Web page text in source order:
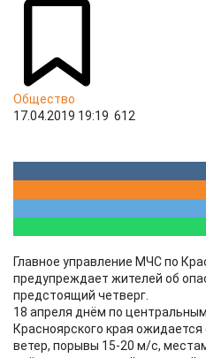
Общество
17.04.2019 19:19 612
Главное управление МЧС по
предупреждает жителей об
предстоящий четверг.
18 апреля днём по
Красноярского края
ветер, порывы 15-20 м/с,